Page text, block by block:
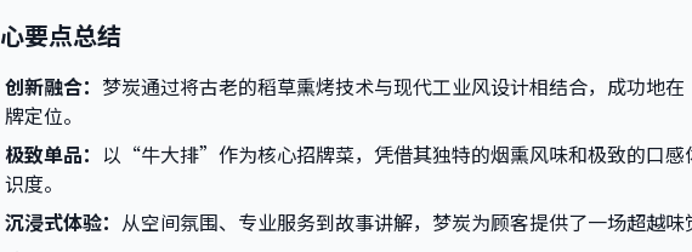
要点总结
创新融合： 梦炭通过将古老的稻草熏烤技术与现代工业风设计相结合，成功地
牌定位。
极致单品： 以“牛大排”作为核心招牌菜，凭借其独特的烟熏风味和极致的口感
识度。
沉浸式体验： 从空间氛围、专业服务到故事讲解，梦炭为顾客提供了一场超越